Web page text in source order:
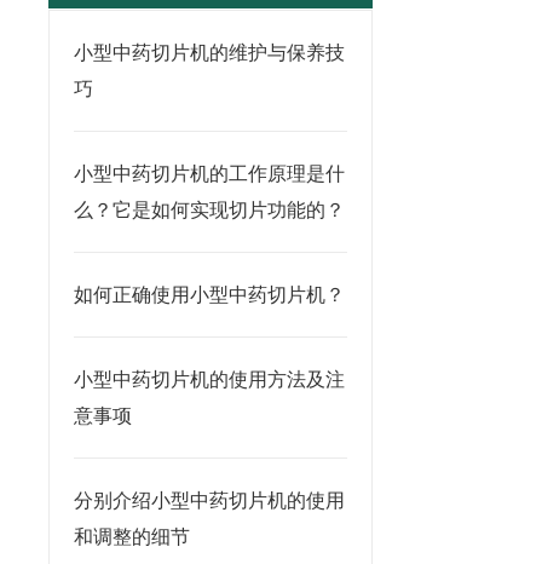
小型中药切片机的维护与保养技
巧
小型中药切片机的工作原理是什
么？它是如何实现切片功能的？
如何正确使用小型中药切片机？
小型中药切片机的使用方法及注
意事项
分别介绍小型中药切片机的使用
和调整的细节